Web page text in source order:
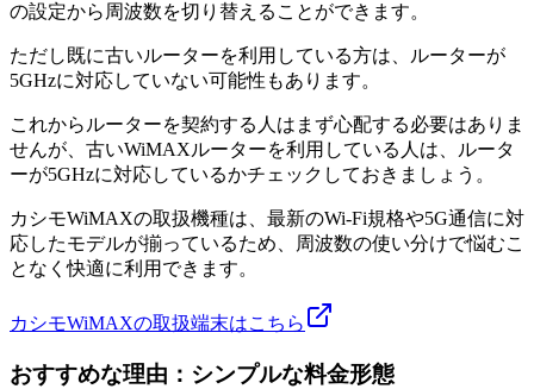
の設定から周波数を切り替えることができます。
ただし既に古いルーターを利用している方は、ルーターが
5GHzに対応していない可能性もあります。
これからルーターを契約する人はまず心配する必要はありま
せんが、古いWiMAXルーターを利用している人は、ルータ
ーが5GHzに対応しているかチェックしておきましょう。
カシモWiMAXの取扱機種は、最新のWi-Fi規格や5G通信に対
応したモデルが揃っているため、周波数の使い分けで悩むこ
となく快適に利用できます。
カシモWiMAXの取扱端末はこちら
おすすめな理由：シンプルな料金形態